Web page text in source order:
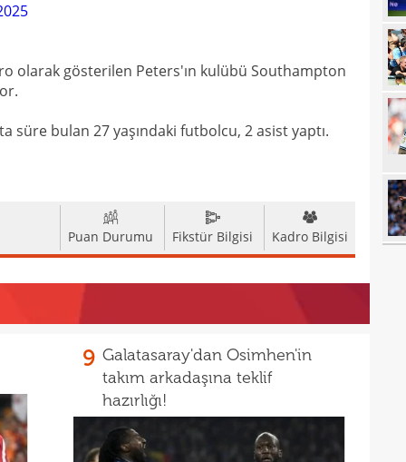
olarak gösterilen Peters'ın kulübü Southampton
süre bulan 27 yaşındaki futbolcu, 2 asist yaptı.
Puan Durumu Fikstür Bilgisi Kadro Bilgisi
9 Galatasaray'dan Osimhen'in
takım arkadaşına teklif
hazırlığı!